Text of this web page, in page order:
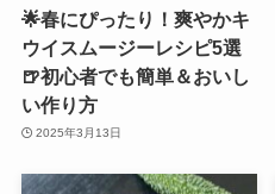
🌟春にぴったり！爽やかキ
ウイスムージーレシピ5選
🍺初心者でも簡単＆おいし
い作り方
2025年3月13日